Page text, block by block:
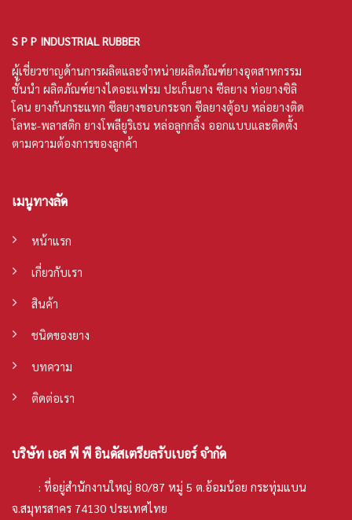
S P P INDUSTRIAL RUBBER
ผู้เชี่ยวชาญด้านการผลิตและจำหน่ายผลิตภัณฑ์ยางอุตสาหกรรม
ชั้นนำ ผลิตภัณฑ์ยางไดอะแฟรม ปะเก็นยาง ซีลยาง ท่อยางซิลิ
โคน ยางกันกระแทก ซีลยางขอบกระจก ซีลยางตู้อบ หล่อยางติด
โลหะ-พลาสติก ยางโพลียูริเธน หล่อลูกกลิ้ง ออกแบบและติดตั้ง
ตามความต้องการของลูกค้า
เมนูทางลัด
หน้าแรก
เกี่ยวกับเรา
สินค้า
ชนิดของยาง
บทความ
ติดต่อเรา
บริษัท เอส พี พี อินดัสเตรียลรับเบอร์ จำกัด
: ที่อยู่สำนักงานใหญ่ 80/87 หมู่ 5 ต.อ้อมน้อย กระทุ่มแบน
จ.สมุทรสาคร 74130 ประเทศไทย